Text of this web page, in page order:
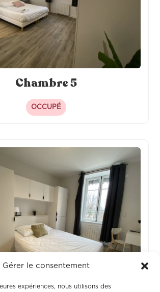
Gérer le consentement
expériences, nous utilisons des
Chambre 5
OCCUPÉ